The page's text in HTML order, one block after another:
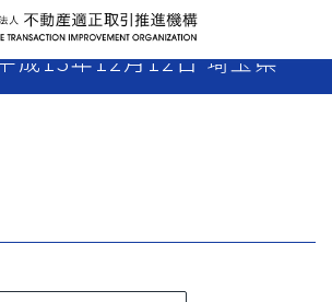
主業者・媒介業者 業務停
成13年12月12日 埼玉県